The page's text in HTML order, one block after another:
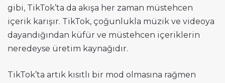
gibi, TikTok’ta da akışa her zaman müstehcen
içerik karışır. TikTok, çoğunlukla müzik ve videoya
dayandığından küfür ve müstehcen içeriklerin
neredeyse üretim kaynağıdır.
TikTok’ta artık kısıtlı bir mod olmasına rağmen